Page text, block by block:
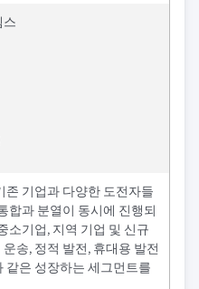
스
존 기업과 다양한 도전자들
합과 분열이 동시에 진행되
소기업, 지역 기업 및 신규
송, 정적 발전, 휴대용 발전
같은 성장하는 세그먼트를